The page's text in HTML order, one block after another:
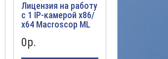
Лицензия на работу
с 1 IP-камерой х86/
х64 Macroscop ML
0р.